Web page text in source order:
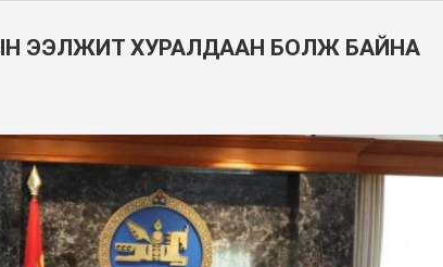
ЭЭЛЖИТ ХУРАЛДААН БОЛЖ БАЙНА